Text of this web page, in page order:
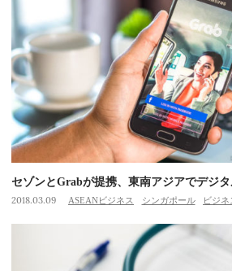
セゾンとGrabが提携、東南アジアでデジ
2018.03.09 ASEANビジネス シンガポール ビジネ